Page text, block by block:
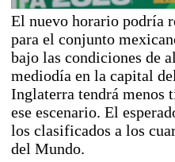
El nuevo horario podría
para el conjunto
bajo las condiciones de
mediodía en la capital
Inglaterra tendrá menos
ese escenario. El
los clasificados a los
del Mundo.